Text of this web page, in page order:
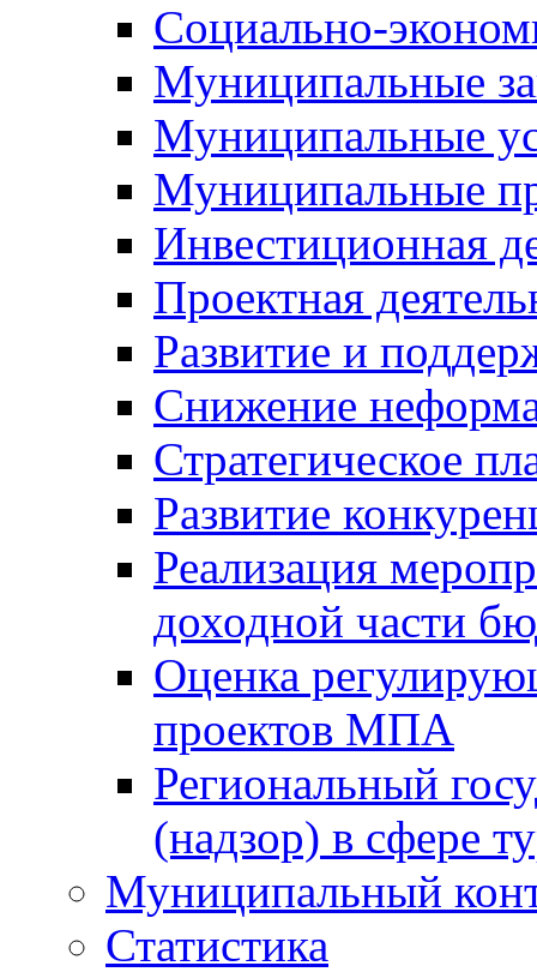
Социально-
Муниципальные
Муниципальные
Муниципальные
Инвестиционная
Проектная
Развитие и
Снижение
Стратегическое
Развитие
Реализация
доходной части
Оценка
проектов МПА
Региональный
(надзор) в сфере
Муниципальный
Статистика